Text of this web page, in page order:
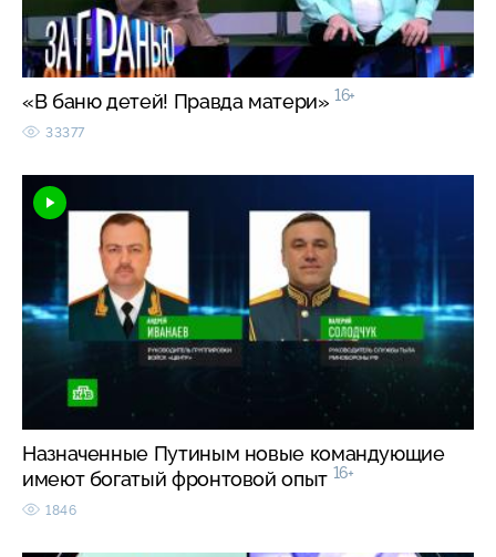
«В баню детей! Правда матери» 16+
33377
Назначенные Путиным новые командующие
имеют богатый фронтовой опыт 16+
1846